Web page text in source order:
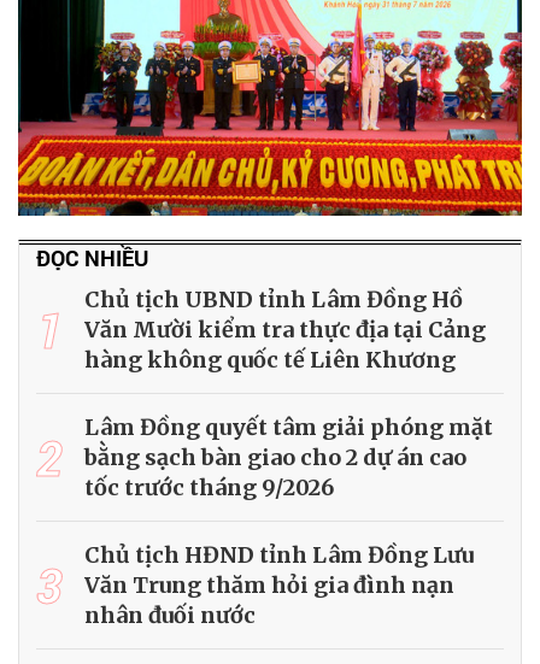
ĐỌC NHIỀU
1
Chủ tịch UBND tỉnh Lâm Đồng Hồ
Văn Mười kiểm tra thực địa tại Cảng
hàng không quốc tế Liên Khương
2
Lâm Đồng quyết tâm giải phóng mặt
bằng sạch bàn giao cho 2 dự án cao
tốc trước tháng 9/2026
3
Chủ tịch HĐND tỉnh Lâm Đồng Lưu
Văn Trung thăm hỏi gia đình nạn
nhân đuối nước